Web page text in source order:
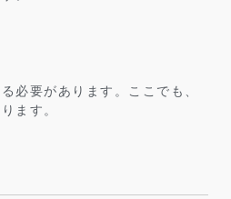
必要があります。ここでも、
ます。